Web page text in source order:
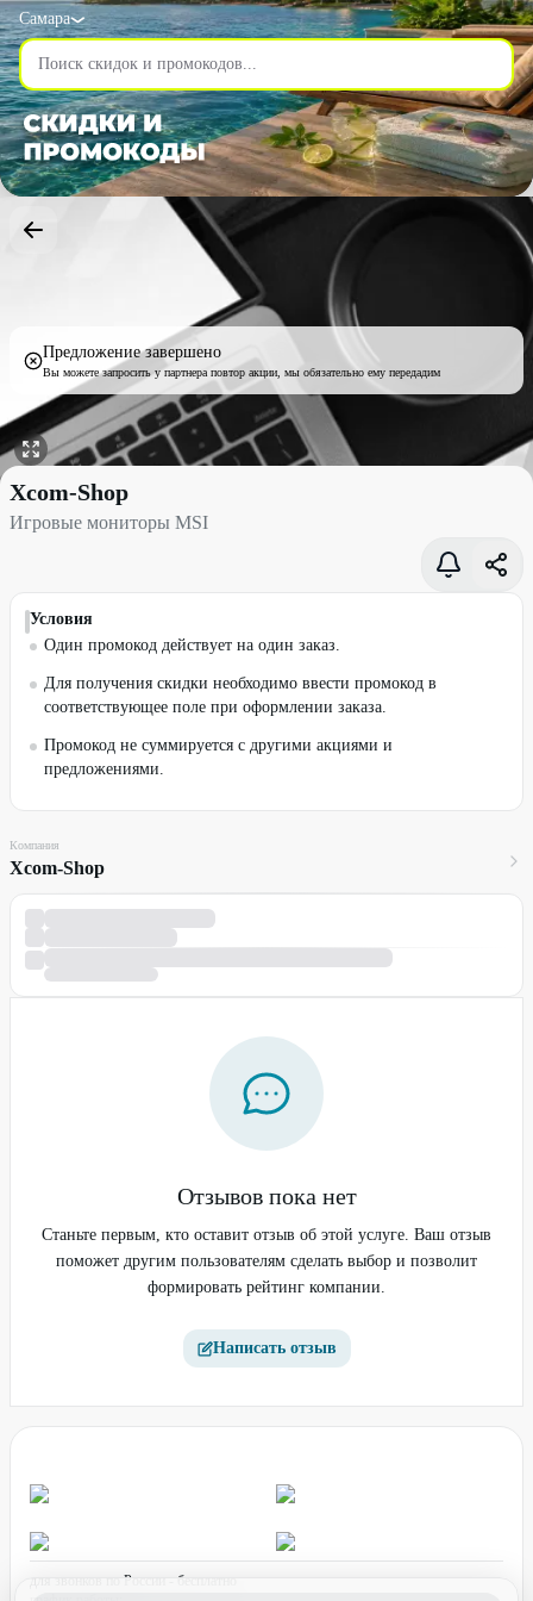
Самара
Предложение завершено
Вы можете запросить у партнера повтор акции, мы обязательно ему передадим
Игровые мониторы MSI со скидкой 8% - Xcom-Shop в Самаре
Xcom-Shop
Игровые мониторы MSI
Условия
Один промокод действует на один заказ.
Для получения скидки необходимо ввести промокод в
соответствующее поле при оформлении заказа.
Промокод не суммируется с другими акциями и
предложениями.
Компания
Xcom-Shop
Отзывов пока нет
Станьте первым, кто оставит отзыв об этой услуге. Ваш отзыв
поможет другим пользователям сделать выбор и позволит
формировать рейтинг компании.
Написать отзыв
для звонков по России - бесплатно